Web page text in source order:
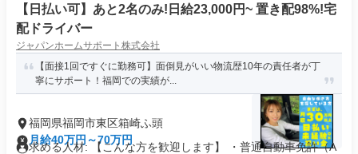
【日払い可】あと2名のみ!日給23,000円~ 置き配98%!宅
配ドライバー
ジャパンホームサポート株式会社
【面接1回ですぐに勤務可】面倒見がいい物流歴10年の責任者が丁
寧にサポート！福岡での実績が...
福岡県福岡市東区箱崎ふ頭
月給40万円～70万円
求める人材: 【こんな方を歓迎します】 ・普通自動車免許（A